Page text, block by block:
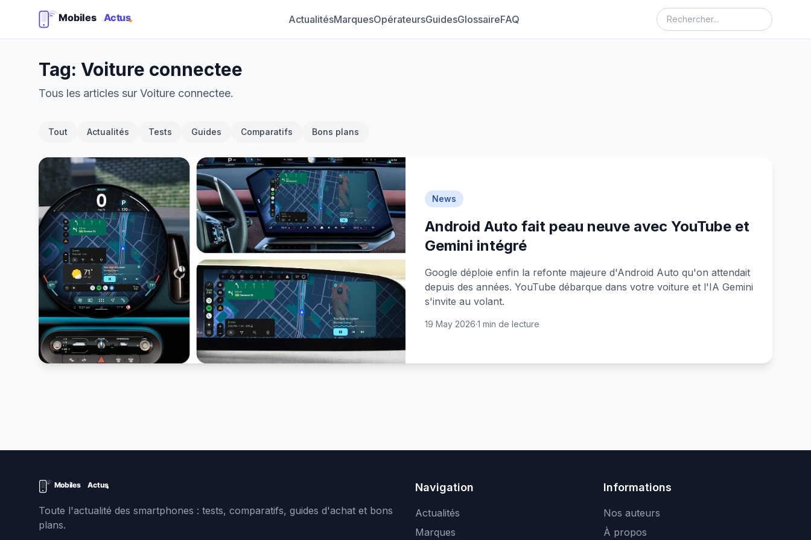
ActualitésMarquesOpérateursGuidesGlossaireFAQ
Tag: Voiture connectee
Tous les articles sur Voiture connectee.
Tout Actualités Tests Guides Comparatifs Bons plans
News
Android Auto fait peau neuve avec YouTube et
Gemini intégré
Google déploie enfin la refonte majeure d'Android Auto qu'on attendait
depuis des années. YouTube débarque dans votre voiture et l'IA Gemini
s'invite au volant.
19 May 2026·1 min de lecture
Toute l'actualité des smartphones : tests, comparatifs, guides d'achat et bons
plans.
Navigation
Actualités
Marques
Informations
Nos auteurs
À propos